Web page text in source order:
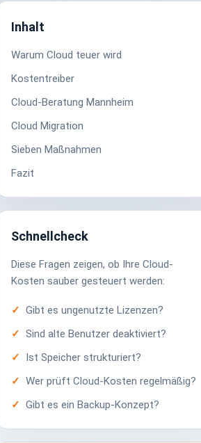
Inhalt
Warum Cloud teuer wird
Kostentreiber
Cloud-Beratung Mannheim
Cloud Migration
Sieben Maßnahmen
Fazit
Schnellcheck
Diese Fragen zeigen, ob Ihre Cloud-
Kosten sauber gesteuert werden:
Gibt es ungenutzte Lizenzen?
Sind alte Benutzer deaktiviert?
Ist Speicher strukturiert?
Wer prüft Cloud-Kosten regelmäßig?
Gibt es ein Backup-Konzept?